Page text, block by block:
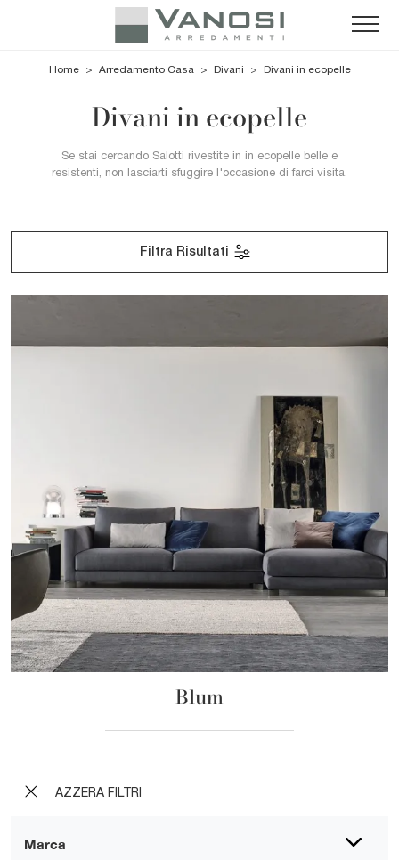
Home > Arredamento Casa > Divani > Divani in ecopelle
Divani in ecopelle
Se stai cercando Salotti rivestite in in ecopelle belle e
resistenti, non lasciarti sfuggire l'occasione di farci visita.
AZZERA FILTRI
Marca
Filtra Risultati
Blum